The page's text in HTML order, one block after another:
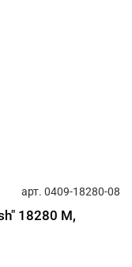
арт. 0409-18280-08
18280 M,